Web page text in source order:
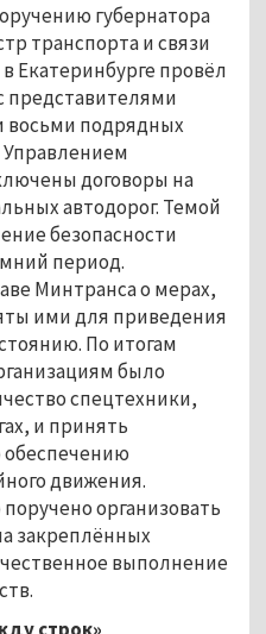
губернатора
транспорта и связи
Екатеринбурге провёл
представителями
подрядных
договоры на
автодорог. Темой
безопасности
период.
Минтранса о мерах,
ими для приведения
По итогам
было
спецтехники,
и принять
движения.
организовать
закреплённых
выполнение